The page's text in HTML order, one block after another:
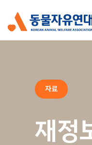
자료
재정